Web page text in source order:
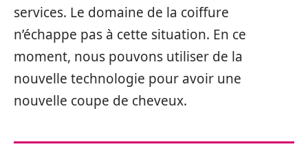
services. Le domaine de la coiffure
n’échappe pas à cette situation. En ce
moment, nous pouvons utiliser de la
nouvelle technologie pour avoir une
nouvelle coupe de cheveux.